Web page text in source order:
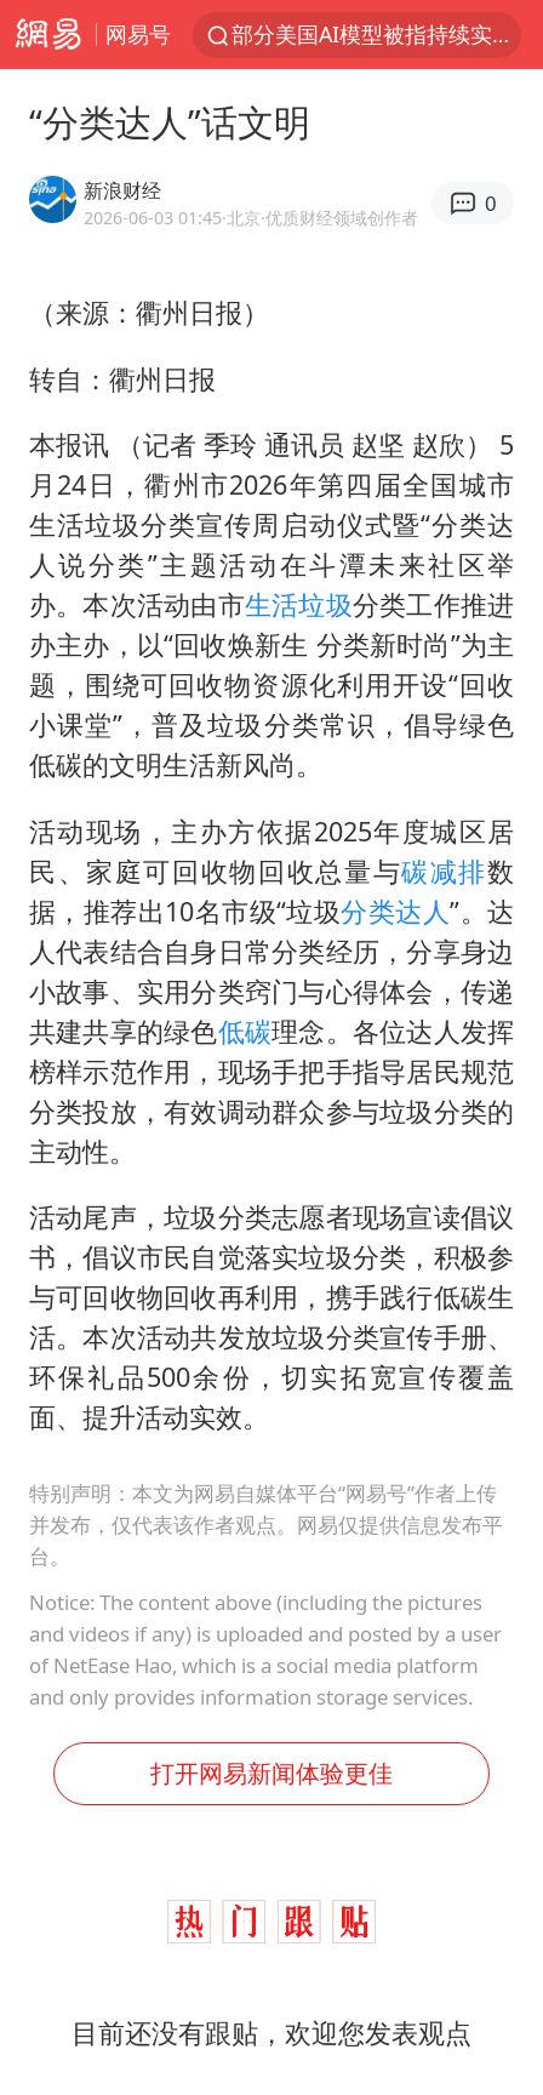
网易号
部分美国AI模型被指持续实施有害行为
律师称“梅姨”若满75岁或不适用死刑
“事业单位招聘不是人情买卖”
顾客称吃炭火烤肉商家收10元炭火费
网红全程直播“荒岛改造”被查处
南大数院院长疑辞职信里写不想干了
美国退回1000亿美元关税
李亚鹏向地铁吐血女孩捐99999元
杨某某拒服兵役 不得录用为公务员
“分类达人”话文明
新浪财经
2026-06-03 01:45·北京·优质财经领域创作者
0
（来源：衢州日报）
转自：衢州日报
本报讯 （记者 季玲 通讯员 赵坚 赵欣） 5
月24日，衢州市2026年第四届全国城市
生活垃圾分类宣传周启动仪式暨“分类达
人说分类”主题活动在斗潭未来社区举
办。本次活动由市生活垃圾分类工作推进
办主办，以“回收焕新生 分类新时尚”为主
题，围绕可回收物资源化利用开设“回收
小课堂”，普及垃圾分类常识，倡导绿色
低碳的文明生活新风尚。
活动现场，主办方依据2025年度城区居
民、家庭可回收物回收总量与碳减排数
据，推荐出10名市级“垃圾分类达人”。达
人代表结合自身日常分类经历，分享身边
小故事、实用分类窍门与心得体会，传递
共建共享的绿色低碳理念。各位达人发挥
榜样示范作用，现场手把手指导居民规范
分类投放，有效调动群众参与垃圾分类的
主动性。
活动尾声，垃圾分类志愿者现场宣读倡议
书，倡议市民自觉落实垃圾分类，积极参
与可回收物回收再利用，携手践行低碳生
活。本次活动共发放垃圾分类宣传手册、
环保礼品500余份，切实拓宽宣传覆盖
面、提升活动实效。
特别声明：本文为网易自媒体平台“网易号”作者上传
并发布，仅代表该作者观点。网易仅提供信息发布平
台。
Notice: The content above (including the pictures
and videos if any) is uploaded and posted by a user
of NetEase Hao, which is a social media platform
and only provides information storage services.
打开网易新闻体验更佳
目前还没有跟贴，欢迎您发表观点